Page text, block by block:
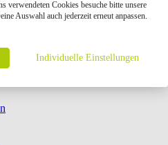
für Katzen
verwendeten Cookies besuche bitte unsere
Auswahl auch jederzeit erneut anpassen.
Individuelle Einstellungen